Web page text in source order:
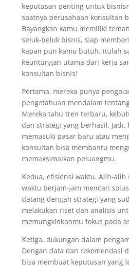
keputusan penting untuk
saatnya perusahaan konsultan
Bayangkan kamu memiliki
seluk-beluk bisnis, siap
kapan pun kamu butuh. Itulah
keuntungan utama dari kerja
konsultan bisnis!
Pertama, mereka punya
pengetahuan mendalam
Mereka tahu tren terbaru,
dan strategi yang berhasil. Jadi,
memasuki pasar baru atau
konsultan bisa membantu
memaksimalkan peluangmu.
Kedua, efisiensi waktu. Alih-alih
waktu berjam-jam mencari
datang dengan strategi yang
melakukan riset dan analisis
memungkinkanmu fokus pada
Ketiga, dukungan dalam
Dengan data dan rekomendasi
bisa membuat keputusan yang